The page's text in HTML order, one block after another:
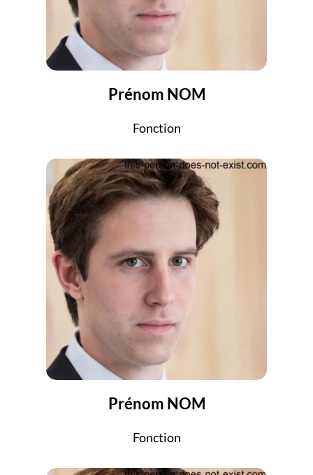
Prénom NOM
Fonction
Prénom NOM
Fonction